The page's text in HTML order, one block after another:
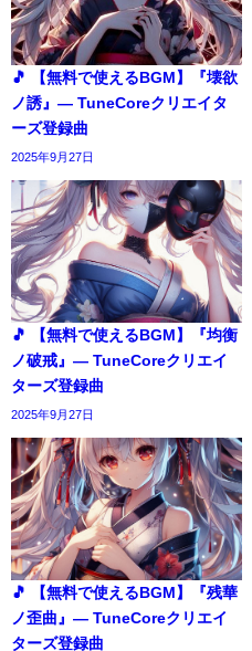
🎵 【無料で使えるBGM】『壊欲
ノ誘』― TuneCoreクリエイタ
ーズ登録曲
2025年9月27日
🎵 【無料で使えるBGM】『均衡
ノ破戒』― TuneCoreクリエイ
ターズ登録曲
2025年9月27日
🎵 【無料で使えるBGM】『残華
ノ歪曲』― TuneCoreクリエイ
ターズ登録曲